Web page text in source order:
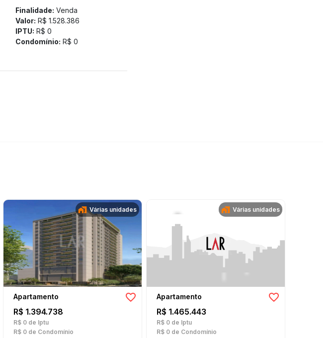
Finalidade: Venda
Valor: R$ 1.528.386
IPTU: R$ 0
Condomínio: R$ 0
Várias unidades
Apartamento
R$ 1.394.738
R$ 0 de Iptu
R$ 0 de Condomínio
Várias unidades
Apartamento
R$ 1.465.443
R$ 0 de Iptu
R$ 0 de Condomínio